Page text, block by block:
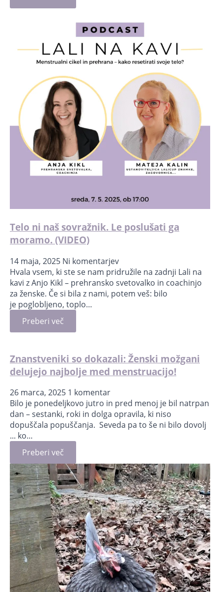
Telo ni naš sovražnik. Le poslušati ga
moramo. (VIDEO)
14 maja, 2025 Ni komentarjev
Hvala vsem, ki ste se nam pridružile na zadnji Lali na
kavi z Anjo Kikl – prehransko svetovalko in coachinjo
za ženske. Če si bila z nami, potem veš: bilo
je poglobljeno, toplo…
Preberi več
Znanstveniki so dokazali: Ženski možgani
delujejo najbolje med menstruacijo!
26 marca, 2025 1 komentar
Bilo je ponedeljkovo jutro in pred menoj je bil natrpan
dan – sestanki, roki in dolga opravila, ki niso
dopuščala popuščanja. Seveda pa to še ni bilo dovolj
... ko…
Preberi več